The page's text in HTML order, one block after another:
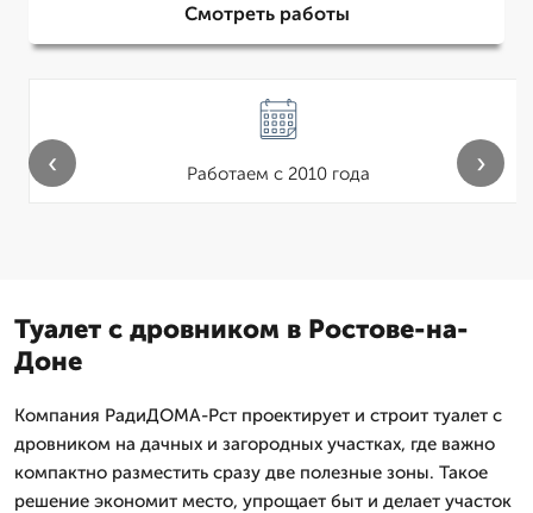
Смотреть работы
Работаем с 2010 года
‹ ›
Туалет с дровником в Ростове-на-
Доне
Компания РадиДОМА-Рст проектирует и строит туалет с
дровником на дачных и загородных участках, где важно
компактно разместить сразу две полезные зоны. Такое
решение экономит место, упрощает быт и делает участок